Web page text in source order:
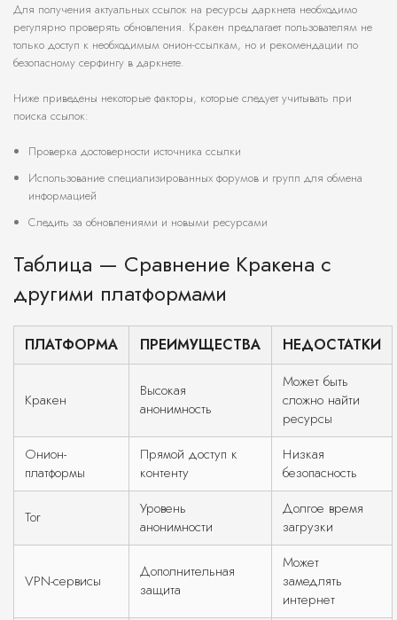
Для получения актуальных ссылок на ресурсы даркнета необходимо
регулярно проверять обновления. Кракен предлагает пользователям не
только доступ к необходимым онион-ссылкам, но и рекомендации по
безопасному серфингу в даркнете.
Ниже приведены некоторые факторы, которые следует учитывать при
поиска ссылок:
Проверка достоверности источника ссылки
Использование специализированных форумов и групп для обмена
информацией
Следить за обновлениями и новыми ресурсами
Таблица — Сравнение Кракена с
другими платформами
ПЛАТФОРМА ПРЕИМУЩЕСТВА НЕДОСТАТКИ
Кракен
Высокая
анонимность
Может быть
сложно найти
ресурсы
Онион-
платформы
Прямой доступ к
контенту
Низкая
безопасность
Tor
Уровень
анонимности
Долгое время
загрузки
VPN-сервисы
Дополнительная
защита
Может
замедлять
интернет